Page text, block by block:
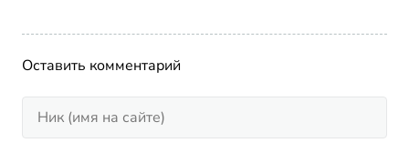
Оставить комментарий